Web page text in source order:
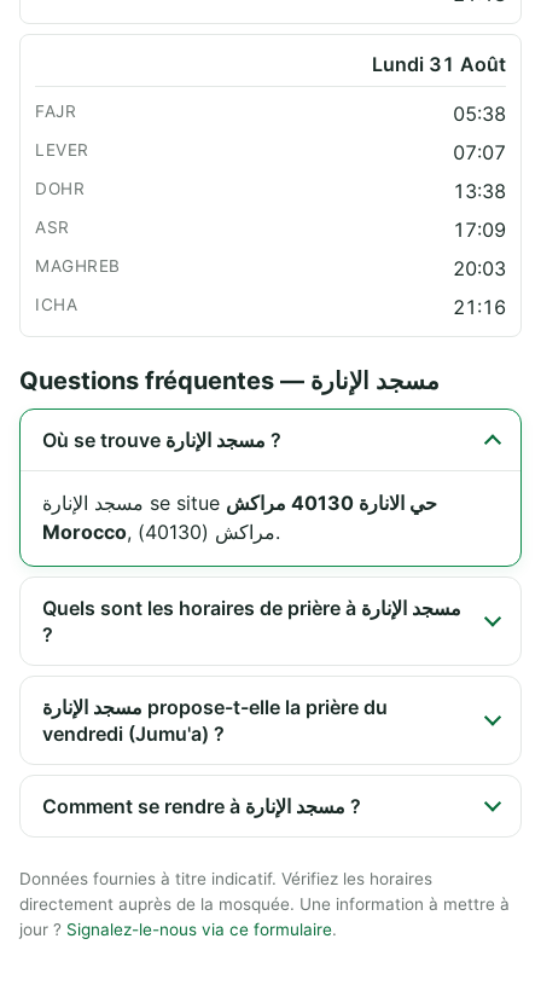
Lundi 31 Août
05:38
07:07
13:38
17:09
20:03
21:16
Questions fréquentes — مسجد الإنارة
Où se trouve مسجد الإنارة ?
مسجد الإنارة se situe حي الانارة 40130 مراكش
Morocco
, مراكش (40130).
Quels sont les horaires de prière à مسجد الإنارة
?
مسجد الإنارة propose-t-elle la prière du
vendredi (Jumu'a) ?
Comment se rendre à مسجد الإنارة ?
Données fournies à titre indicatif. Vérifiez les horaires
directement auprès de la mosquée. Une information à mettre à
jour ? Signalez-le-nous via ce formulaire.